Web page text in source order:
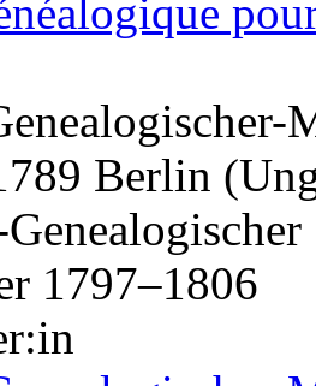
Berlin
1797–1806